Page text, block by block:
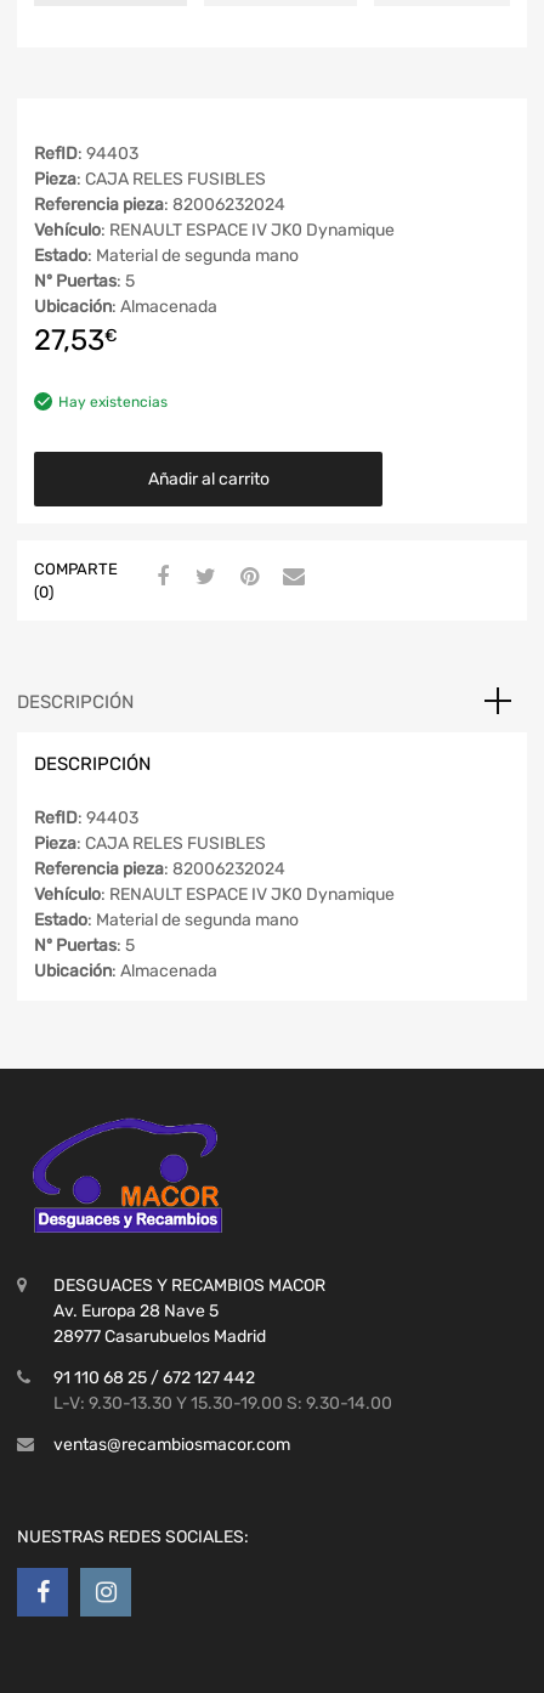
RefID: 94403
Pieza: CAJA RELES FUSIBLES
Referencia pieza: 82006232024
Vehículo: RENAULT ESPACE IV JK0 Dynamique
Estado: Material de segunda mano
Nº Puertas: 5
Ubicación: Almacenada
27,53€
Hay existencias
Añadir al carrito
COMPARTE
(0)
DESCRIPCIÓN
DESCRIPCIÓN
RefID: 94403
Pieza: CAJA RELES FUSIBLES
Referencia pieza: 82006232024
Vehículo: RENAULT ESPACE IV JK0 Dynamique
Estado: Material de segunda mano
Nº Puertas: 5
Ubicación: Almacenada
DESGUACES Y RECAMBIOS MACOR
Av. Europa 28 Nave 5
28977 Casarubuelos Madrid
91 110 68 25 / 672 127 442
L-V: 9.30-13.30 Y 15.30-19.00 S: 9.30-14.00
ventas@recambiosmacor.com
NUESTRAS REDES SOCIALES: